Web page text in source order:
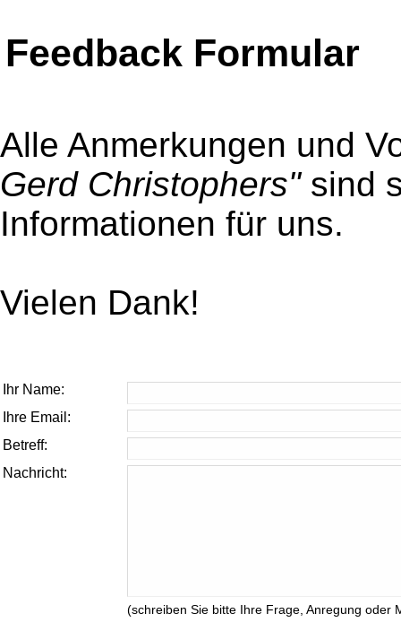
Feedback Formular
Alle Anmerkungen und
Gerd Christophers"sind
Informationen für uns.
Vielen Dank!
Ihr Name:
Ihre Email:
Betreff:
Nachricht:
(schreiben Sie bitte Ihre Frage, Anregung oder